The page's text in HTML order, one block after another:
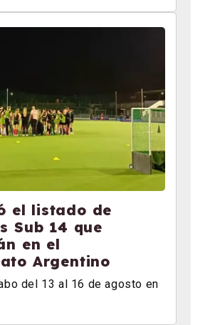
el listado de
Sub 14 que
en el
Argentino
del 13 al 16 de agosto en